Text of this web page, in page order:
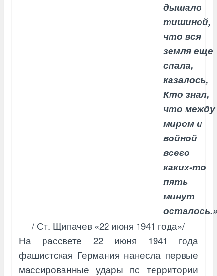
дышало
тишиной,
что вся
земля еще
спала,
казалось,
Кто знал,
что между
миром и
войной
всего
каких-то
пять
минут
осталось.»
/ Ст. Щипачев «22 июня 1941 года»/
На рассвете 22 июня 1941 года
фашистская Германия нанесла первые
массированные удары по территории